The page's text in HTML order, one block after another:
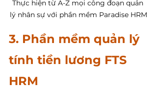
Thực hiện từ A-Z mọi công đoạn quản
lý nhân sự với phần mềm Paradise HRM
3. Phần mềm quản lý
tính tiền lương FTS
HRM